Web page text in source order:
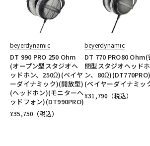
beyerdynamic
DT 990 PRO 250 Ohm
(オープン型スタジオヘ
ッドホン、250Ω)(ベイヤ
ーダイナミック)(開放型)
(ヘッドホン)(モニターヘ
ッドフォン)(DT990PRO)
¥35,750 （税込）
beyerdynamic
DT 770 PRO80 Ohm(
閉型スタジオヘッドホ
ン、80Ω)(DT770PRO)
(ベイヤーダイナミッ
¥31,790 （税込）